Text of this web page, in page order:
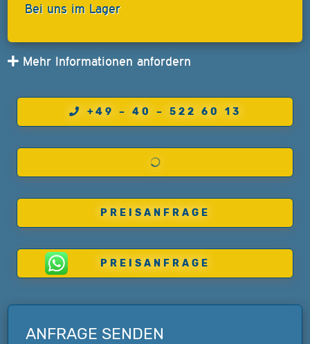
Bei uns im Lager
Mehr Informationen anfordern
+49 – 40 – 522 60 13
PREISANFRAGE
PREISANFRAGE
ANFRAGE SENDEN